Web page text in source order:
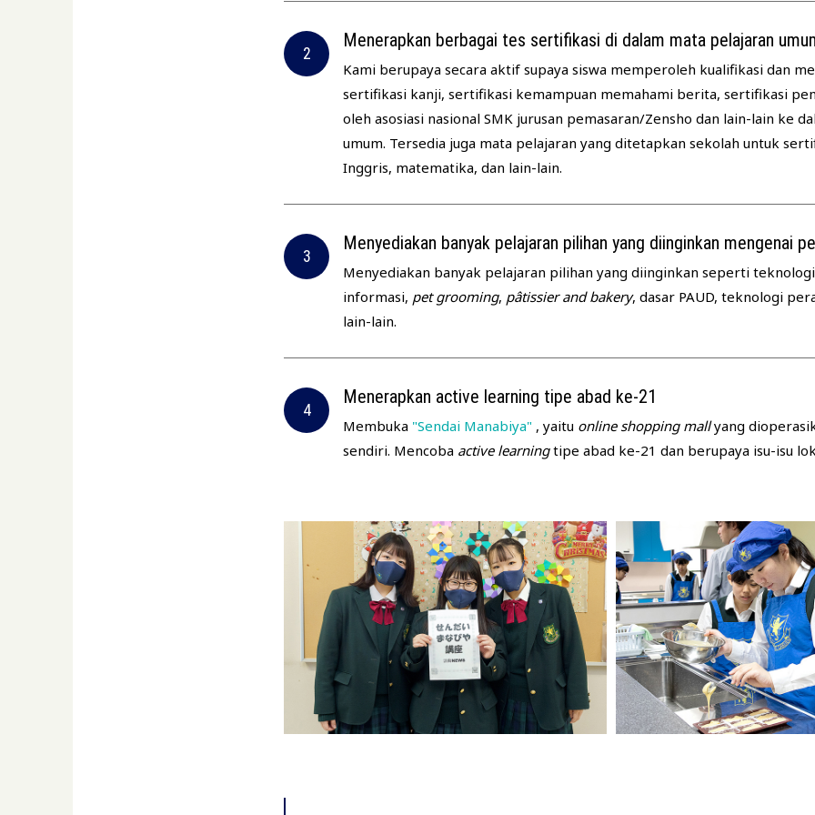
Menerapkan berbagai tes sertifikasi di dalam mata pelajaran
Kami berupaya secara aktif supaya siswa memperoleh kualifikasi dan
sertifikasi kanji, sertifikasi kemampuan memahami berita, sertifikasi
oleh asosiasi nasional SMK jurusan pemasaran/Zensho dan lain-lain ke
umum. Tersedia juga mata pelajaran yang ditetapkan sekolah untuk
Inggris, matematika, dan lain-lain.
Menyediakan banyak pelajaran pilihan yang diinginkan mengenai
Menyediakan banyak pelajaran pilihan yang diinginkan seperti
informasi, pet grooming, pâtissier and bakery, dasar PAUD, teknologi
lain-lain.
Menerapkan active learning tipe abad ke-21
Membuka "Sendai Manabiya" , yaitu online shopping mallyang
sendiri. Mencoba active learningtipe abad ke-21 dan berupaya isu-isu